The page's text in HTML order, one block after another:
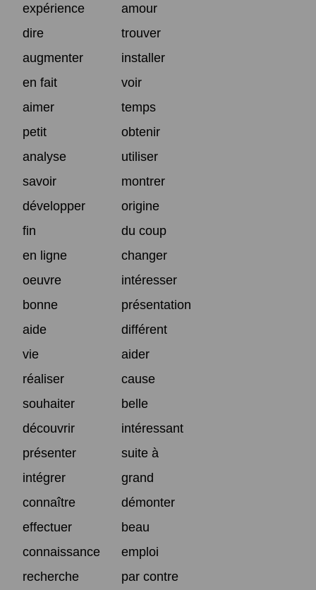
expérience
amour
dire
trouver
augmenter
installer
en fait
voir
aimer
temps
petit
obtenir
analyse
utiliser
savoir
montrer
développer
origine
fin
du coup
en ligne
changer
oeuvre
intéresser
bonne
présentation
aide
différent
vie
aider
réaliser
cause
souhaiter
belle
découvrir
intéressant
présenter
suite à
intégrer
grand
connaître
démonter
effectuer
beau
connaissance
emploi
recherche
par contre